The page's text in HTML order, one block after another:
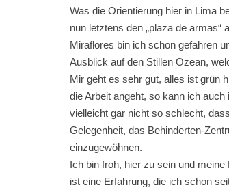
Was die Orientierung hier in Lima
nun letztens den „plaza de
Miraflores bin ich schon gefahren
Ausblick auf den Stillen Ozean,
Mir geht es sehr gut, alles ist grün
die Arbeit angeht, so kann ich auch
vielleicht gar nicht so schlecht,
Gelegenheit, das Behinderten-
einzugewöhnen.
Ich bin froh, hier zu sein und meine
ist eine Erfahrung, die ich schon